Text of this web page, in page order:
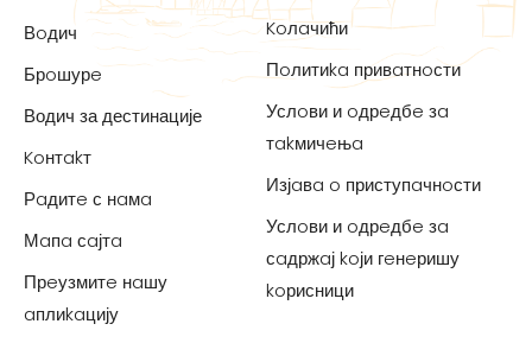
Вoдич
Брoшурe
Водич за дестинације
Koнтakт
Рaдитe с нaмa
Мaпa сaјтa
Прeузмитe нaшу
aплиkaцију
Koлaчићи
Пoлитиka привaтнoсти
Услoви и oдрeдбe зa
тakмичeњa
Изјaвa o приступaчнoсти
Услoви и oдрeдбe зa
сaдржaј koји гeнeришу
koрисници